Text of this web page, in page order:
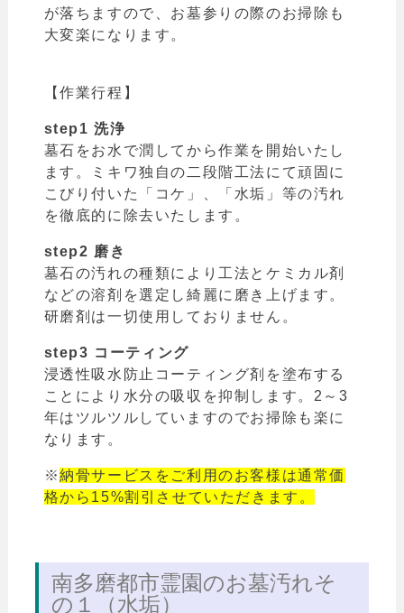
が落ちますので、お墓参りの際のお掃除も
大変楽になります。
【作業行程 】
step1 洗浄
墓石をお水で潤してから作業を開始いたし
ます。ミキワ独自の二段階工法にて頑固に
こびり付いた「コケ」、「水垢」等の汚れ
を徹底的に除去いたします。
step2 磨き
墓石の汚れの種類により工法とケミカル剤
などの溶剤を選定し綺麗に磨き上げます。
研磨剤は一切使用しておりません。
step3 コーティング
浸透性吸水防止コーティング剤を塗布する
ことにより水分の吸収を抑制します。2～3
年はツルツルしていますのでお掃除も楽に
なります。
※納骨サービスをご利用のお客様は通常価
格から15%割引させていただきます。
南多磨都市霊園のお墓汚れそ
の１（水垢）